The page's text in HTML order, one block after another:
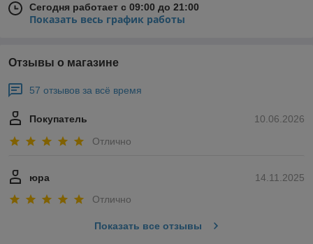
Сегодня работает с 09:00 до 21:00
Показать весь график работы
Отзывы о магазине
57 отзывов за всё время
10.06.2026
Покупатель
Отлично
14.11.2025
юра
Отлично
Показать все отзывы